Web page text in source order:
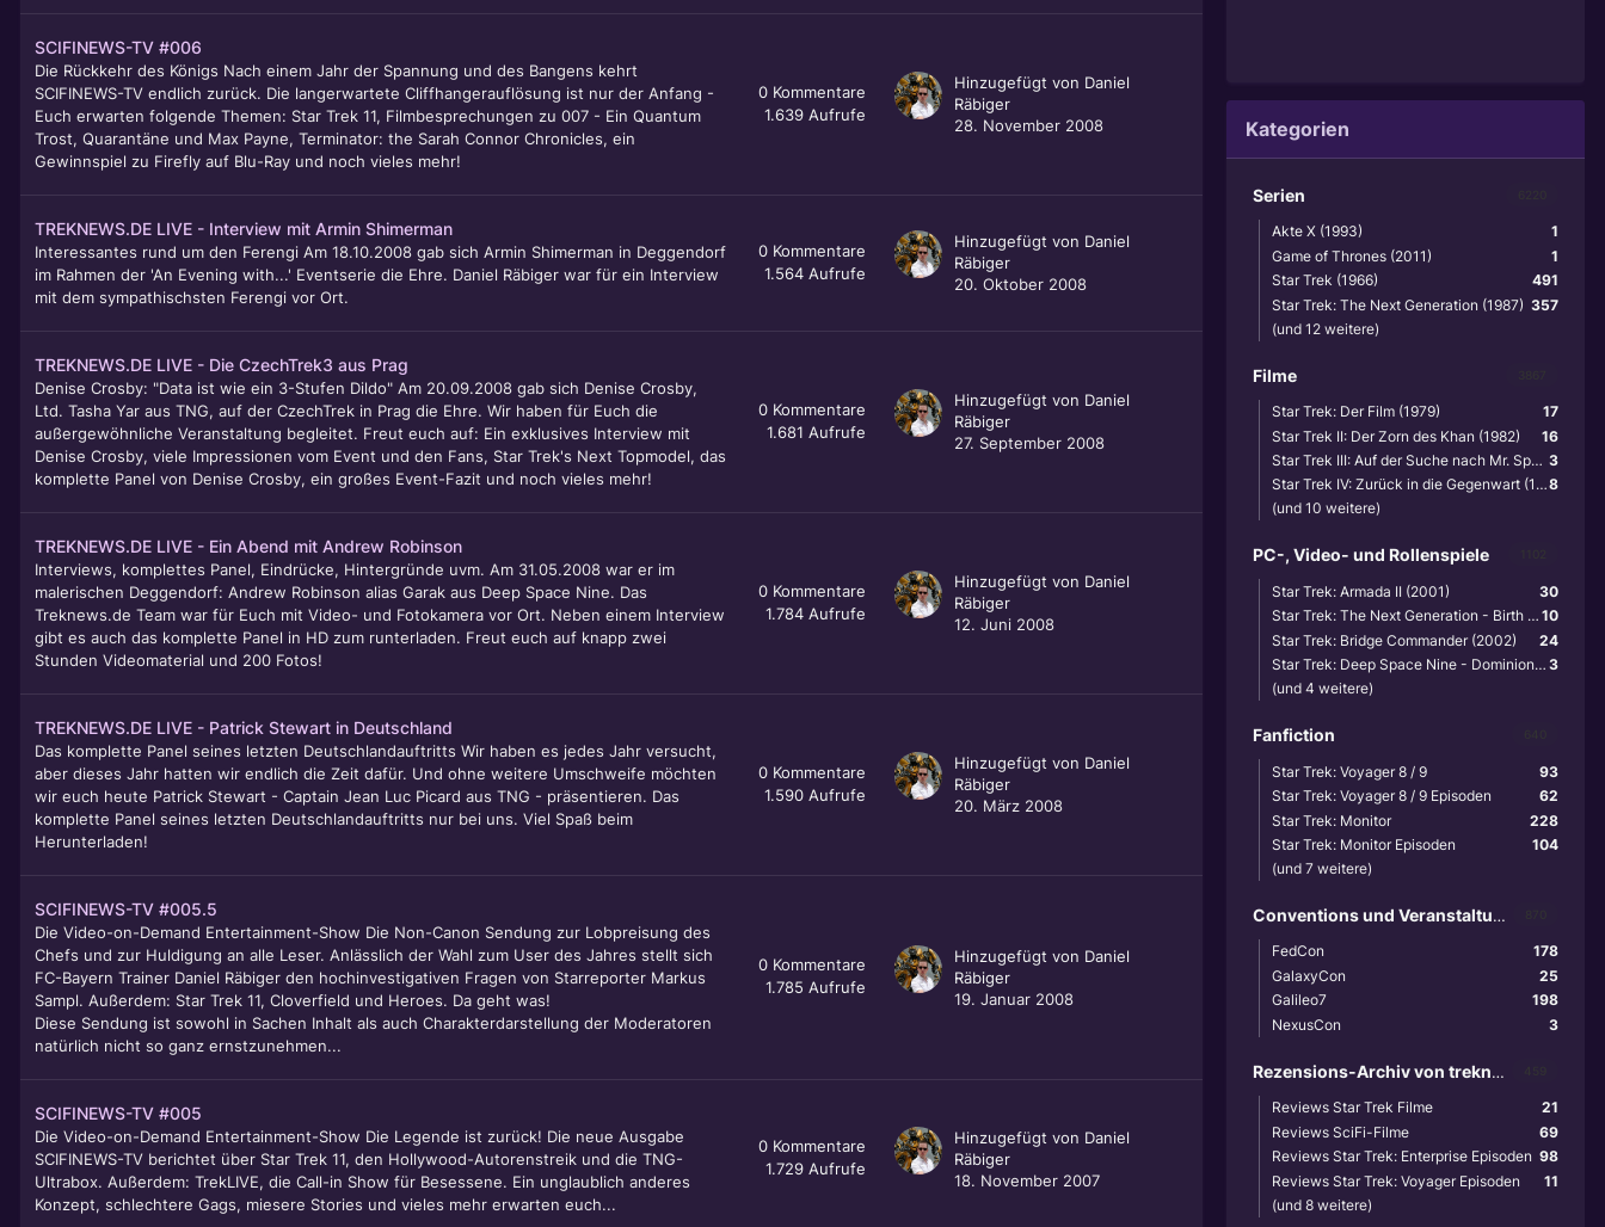
SCIFINEWS-TV #006
Die Rückkehr des Königs Nach einem Jahr der Spannung und des Bangens kehrt
SCIFINEWS-TV endlich zurück. Die langerwartete Cliffhangerauflösung ist nur der Anfang -
Euch erwarten folgende Themen: Star Trek 11, Filmbesprechungen zu 007 - Ein Quantum
Trost, Quarantäne und Max Payne, Terminator: the Sarah Connor Chronicles, ein
Gewinnspiel zu Firefly auf Blu-Ray und noch vieles mehr!
0 Kommentare
1.639 Aufrufe
Hinzugefügt von Daniel
Räbiger
28. November 2008
TREKNEWS.DE LIVE - Interview mit Armin Shimerman
Interessantes rund um den Ferengi Am 18.10.2008 gab sich Armin Shimerman in Deggendorf
im Rahmen der 'An Evening with...' Eventserie die Ehre. Daniel Räbiger war für ein Interview
mit dem sympathischsten Ferengi vor Ort.
0 Kommentare
1.564 Aufrufe
Hinzugefügt von Daniel
Räbiger
20. Oktober 2008
TREKNEWS.DE LIVE - Die CzechTrek3 aus Prag
Denise Crosby: "Data ist wie ein 3-Stufen Dildo" Am 20.09.2008 gab sich Denise Crosby,
Ltd. Tasha Yar aus TNG, auf der CzechTrek in Prag die Ehre. Wir haben für Euch die
außergewöhnliche Veranstaltung begleitet. Freut euch auf: Ein exklusives Interview mit
Denise Crosby, viele Impressionen vom Event und den Fans, Star Trek's Next Topmodel, das
komplette Panel von Denise Crosby, ein großes Event-Fazit und noch vieles mehr!
0 Kommentare
1.681 Aufrufe
Hinzugefügt von Daniel
Räbiger
27. September 2008
TREKNEWS.DE LIVE - Ein Abend mit Andrew Robinson
Interviews, komplettes Panel, Eindrücke, Hintergründe uvm. Am 31.05.2008 war er im
malerischen Deggendorf: Andrew Robinson alias Garak aus Deep Space Nine. Das
Treknews.de Team war für Euch mit Video- und Fotokamera vor Ort. Neben einem Interview
gibt es auch das komplette Panel in HD zum runterladen. Freut euch auf knapp zwei
Stunden Videomaterial und 200 Fotos!
0 Kommentare
1.784 Aufrufe
Hinzugefügt von Daniel
Räbiger
12. Juni 2008
TREKNEWS.DE LIVE - Patrick Stewart in Deutschland
Das komplette Panel seines letzten Deutschlandauftritts Wir haben es jedes Jahr versucht,
aber dieses Jahr hatten wir endlich die Zeit dafür. Und ohne weitere Umschweife möchten
wir euch heute Patrick Stewart - Captain Jean Luc Picard aus TNG - präsentieren. Das
komplette Panel seines letzten Deutschlandauftritts nur bei uns. Viel Spaß beim
Herunterladen!
0 Kommentare
1.590 Aufrufe
Hinzugefügt von Daniel
Räbiger
20. März 2008
SCIFINEWS-TV #005.5
Die Video-on-Demand Entertainment-Show Die Non-Canon Sendung zur Lobpreisung des
Chefs und zur Huldigung an alle Leser. Anlässlich der Wahl zum User des Jahres stellt sich
FC-Bayern Trainer Daniel Räbiger den hochinvestigativen Fragen von Starreporter Markus
Sampl. Außerdem: Star Trek 11, Cloverfield und Heroes. Da geht was!
Diese Sendung ist sowohl in Sachen Inhalt als auch Charakterdarstellung der Moderatoren
natürlich nicht so ganz ernstzunehmen...
0 Kommentare
1.785 Aufrufe
Hinzugefügt von Daniel
Räbiger
19. Januar 2008
SCIFINEWS-TV #005
Die Video-on-Demand Entertainment-Show Die Legende ist zurück! Die neue Ausgabe
SCIFINEWS-TV berichtet über Star Trek 11, den Hollywood-Autorenstreik und die TNG-
Ultrabox. Außerdem: TrekLIVE, die Call-in Show für Besessene. Ein unglaublich anderes
Konzept, schlechtere Gags, miesere Stories und vieles mehr erwarten euch...
0 Kommentare
1.729 Aufrufe
Hinzugefügt von Daniel
Räbiger
18. November 2007
Kategorien
Serien
1
Akte X (1993)
1
Game of Thrones (2011)
491
Star Trek (1966)
357
Star Trek: The Next Generation (1987)
(und 12 weitere)
Filme
17
Star Trek: Der Film (1979)
16
Star Trek II: Der Zorn des Khan (1982)
3
Star Trek III: Auf der Suche nach Mr. Spock (1984)
8
Star Trek IV: Zurück in die Gegenwart (1986)
(und 10 weitere)
PC-, Video- und Rollenspiele
30
Star Trek: Armada II (2001)
10
Star Trek: The Next Generation - Birth of the Federation (1999)
24
Star Trek: Bridge Commander (2002)
3
Star Trek: Deep Space Nine - Dominion Wars (2001)
(und 4 weitere)
Fanfiction
93
Star Trek: Voyager 8 / 9
62
Star Trek: Voyager 8 / 9 Episoden
228
Star Trek: Monitor
104
Star Trek: Monitor Episoden
(und 7 weitere)
Conventions und Veranstaltungen
178
FedCon
25
GalaxyCon
198
Galileo7
3
NexusCon
Rezensions-Archiv von treknews.de
21
Reviews Star Trek Filme
69
Reviews SciFi-Filme
98
Reviews Star Trek: Enterprise Episoden
11
Reviews Star Trek: Voyager Episoden
(und 8 weitere)